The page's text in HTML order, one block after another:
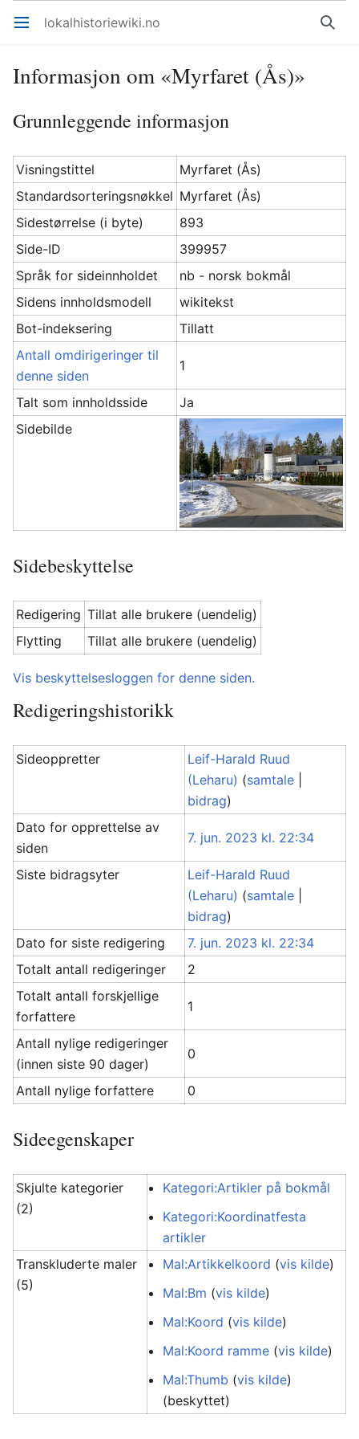
Åpne hovedmenyen lokalhistoriewiki.no Søk
Informasjon om «Myrfaret (Ås)»
Grunnleggende informasjon
Visningstittel
Myrfaret (Ås)
Standardsorteringsnøkkel Myrfaret (Ås)
Sidestørrelse (i byte)
893
Side-ID
399957
Språk for sideinnholdet
nb - norsk bokmål
Sidens innholdsmodell
wikitekst
Bot-indeksering
Tillatt
Antall omdirigeringer til
denne siden
1
Talt som innholdsside
Ja
Sidebilde
Sidebeskyttelse
Redigering Tillat alle brukere (uendelig)
Flytting
Tillat alle brukere (uendelig)
Vis beskyttelsesloggen for denne siden.
Redigeringshistorikk
Sideoppretter
Leif-Harald Ruud
(Leharu) (samtale
bidrag)
Dato for opprettelse av
siden
7. jun. 2023 kl. 22:34
Siste bidragsyter
Leif-Harald Ruud
(Leharu) (samtale
bidrag)
Dato for siste redigering
7. jun. 2023 kl. 22:34
Totalt antall redigeringer
2
Totalt antall forskjellige
forfattere
1
Antall nylige redigeringer
(innen siste 90 dager)
0
Antall nylige forfattere 0
Sideegenskaper
Skjulte kategorier
(2)
Kategori:Artikler på bokmål
Kategori:Koordinatfesta
artikler
Transkluderte maler
(5)
Mal:Artikkelkoord (vis kilde)
Mal:Bm (vis kilde)
Mal:Koord (vis kilde)
Mal:Koord ramme (vis kilde)
Mal:Thumb (vis kilde)
(beskyttet)